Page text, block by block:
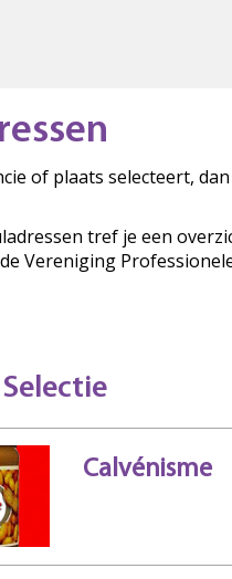
of plaats selecteert,
tref je een
Vereniging
Calvénisme